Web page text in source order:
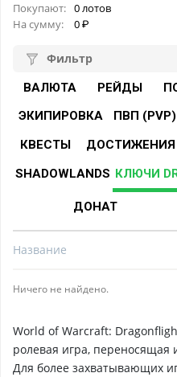
Покупают: 0 лотов
На сумму:
0
Фильтр
ВАЛЮТА РЕЙДЫ
ЭКИПИРОВКА
ПВП (PVP)
КВЕСТЫ
ДОСТИЖЕНИЯ
SHADOWLANDS КЛЮЧИ
ДОНАТ
Название
Ничего не найдено.
World of Warcraft:
ролевая игра, переносящая
Для более захватывающих